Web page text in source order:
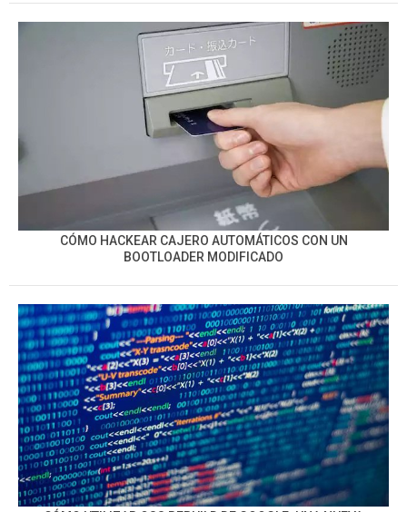
CÓMO HACKEAR CAJERO AUTOMÁTICOS CON UN
BOOTLOADER MODIFICADO